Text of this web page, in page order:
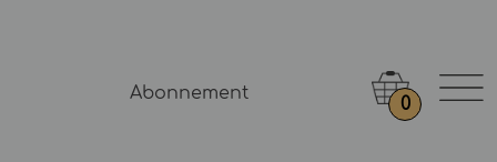
Abonnement
0